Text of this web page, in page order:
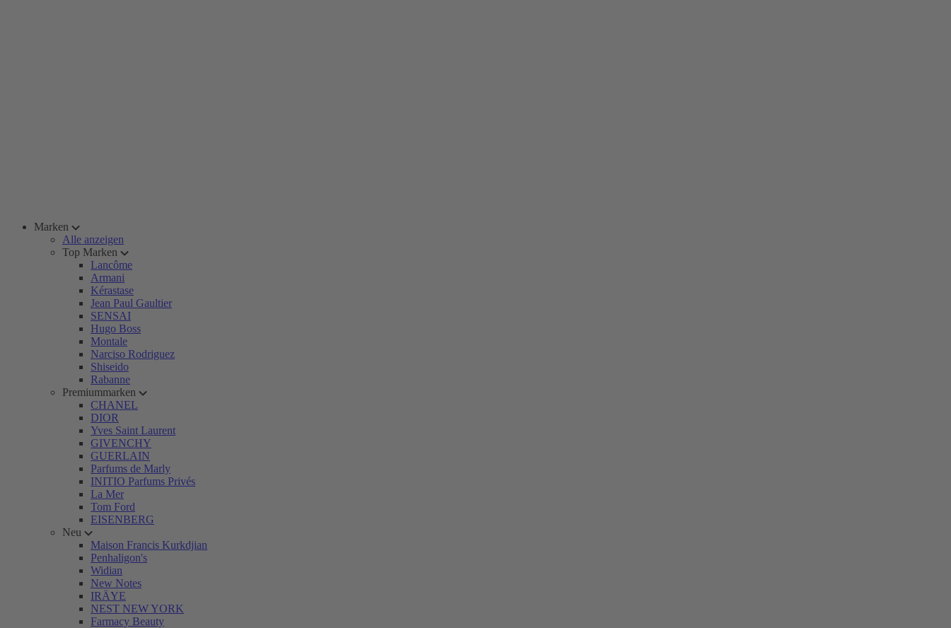
Marken
Alle anzeigen
Top Marken
Lancôme
Armani
Kérastase
Jean Paul Gaultier
SENSAI
Hugo Boss
Montale
Narciso Rodriguez
Shiseido
Rabanne
Premiummarken
CHANEL
DIOR
Yves Saint Laurent
GIVENCHY
GUERLAIN
Parfums de Marly
INITIO Parfums Privés
La Mer
Tom Ford
EISENBERG
Neu
Maison Francis Kurkdjian
Penhaligon's
Widian
New Notes
IRÄYE
NEST NEW YORK
Farmacy Beauty